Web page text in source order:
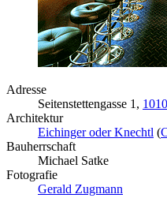
Adresse
Seitenstettengasse 1,
Architektur
Eichinger oder Knechtl (
Bauherrschaft
Michael Satke
Fotografie
Gerald Zugmann